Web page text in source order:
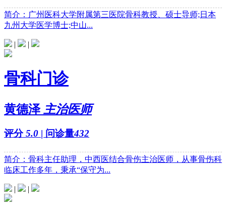
简介：广州医科大学附属第三医院骨科教授、硕士导师;日本
九州大学医学博士;中山...
| |
骨科门诊
黄德泽主治医师
评分5.0 | 问诊量432
简介：骨科主任助理，中西医结合骨伤主治医师，从事骨伤科
临床工作多年，秉承“保守为...
| |